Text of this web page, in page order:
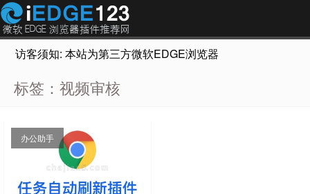
访客须知: 本站为第三方微软EDGE浏览器插件推荐网站，
标签：视频审核
办公助手